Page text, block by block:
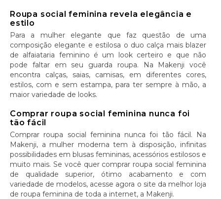
Roupa social feminina revela elegância e
estilo
Para a mulher elegante que faz questão de uma
composição elegante e estilosa o duo calça mais blazer
de alfaiataria feminino é um look certeiro e que não
pode faltar em seu guarda roupa. Na Makenji você
encontra calças, saias, camisas, em diferentes cores,
estilos, com e sem estampa, para ter sempre à mão, a
maior variedade de looks.
Comprar roupa social feminina nunca foi
tão fácil
Comprar roupa social feminina nunca foi tão fácil. Na
Makenji, a mulher moderna tem à disposição, infinitas
possibilidades em blusas femininas, acessórios estilosos e
muito mais. Se você quer comprar roupa social feminina
de qualidade superior, ótimo acabamento e com
variedade de modelos, acesse agora o site da melhor loja
de roupa feminina de toda a internet, a Makenji.